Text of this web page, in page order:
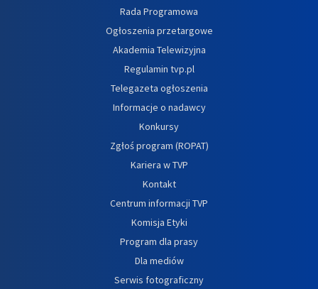
Rada Programowa
Ogłoszenia przetargowe
Akademia Telewizyjna
Regulamin tvp.pl
Telegazeta ogłoszenia
Informacje o nadawcy
Konkursy
Zgłoś program (ROPAT)
Kariera w TVP
Kontakt
Centrum informacji TVP
Komisja Etyki
Program dla prasy
Dla mediów
Serwis fotograficzny